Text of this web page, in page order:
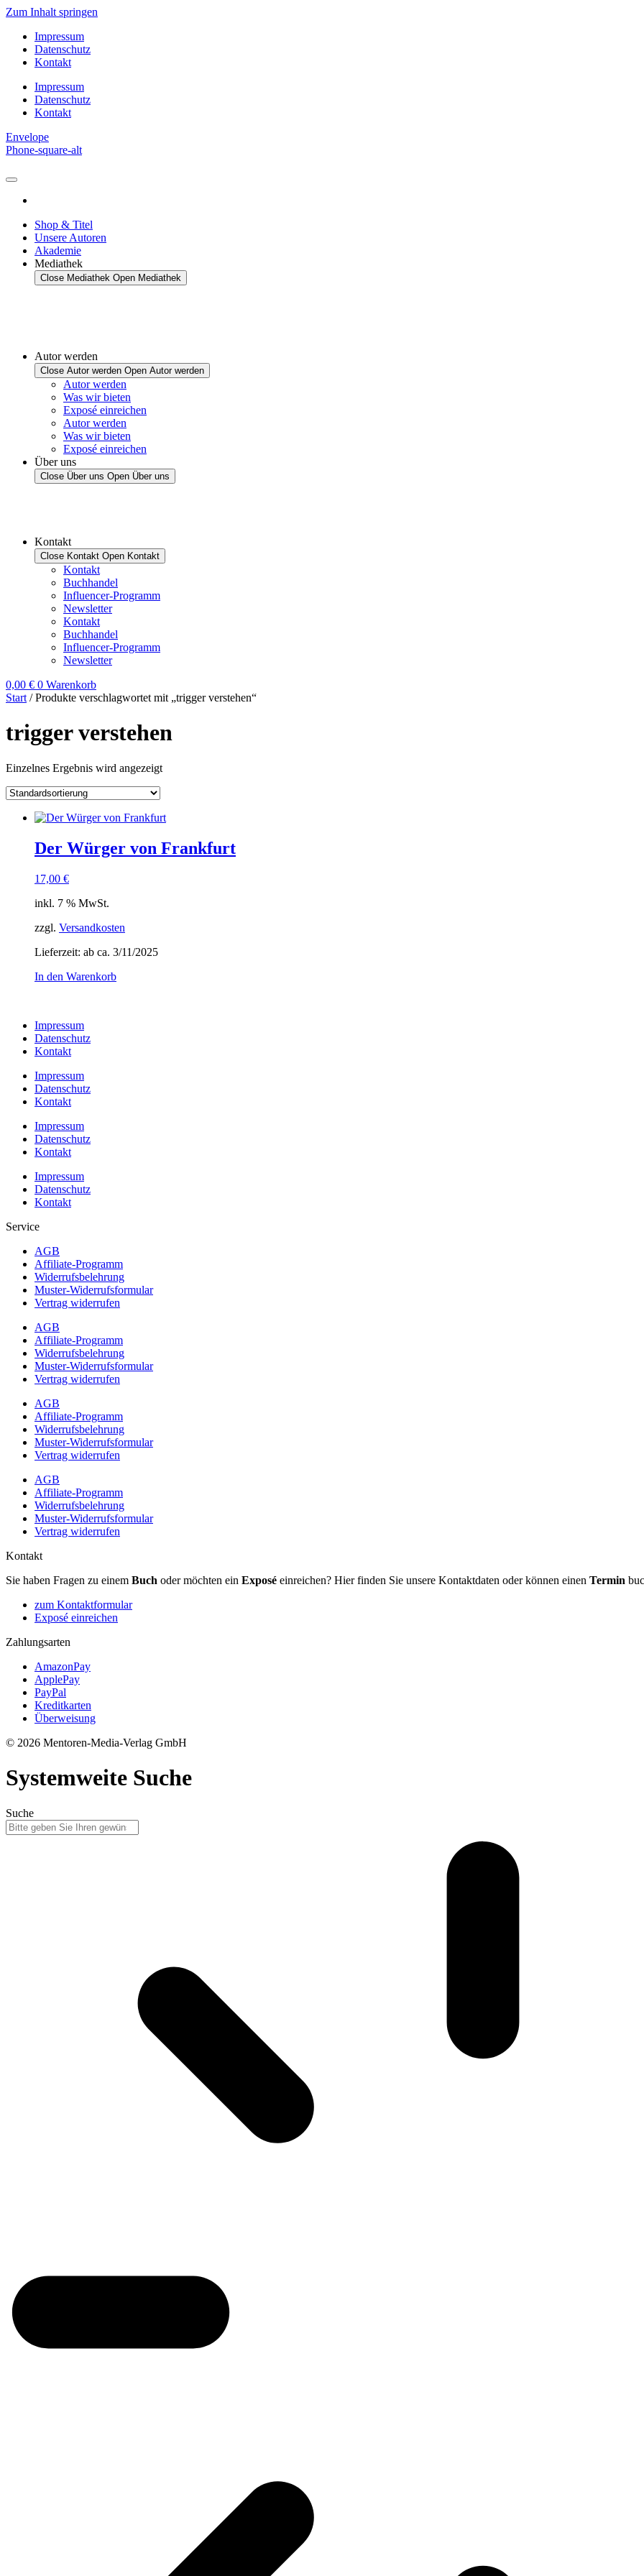
Zum Inhalt springen
Impressum
Datenschutz
Kontakt
Impressum
Datenschutz
Kontakt
Envelope
Phone-square-alt
Shop & Titel
Unsere Autoren
Akademie
Mediathek
Close Mediathek Open Mediathek
Autor werden
Close Autor werden Open Autor werden
Autor werden
Was wir bieten
Exposé einreichen
Autor werden
Was wir bieten
Exposé einreichen
Über uns
Close Über uns Open Über uns
Kontakt
Close Kontakt Open Kontakt
Kontakt
Buchhandel
Influencer-Programm
Newsletter
Kontakt
Buchhandel
Influencer-Programm
Newsletter
0,00 € 0 Warenkorb
Start / Produkte verschlagwortet mit „trigger verstehen“
trigger verstehen
Einzelnes Ergebnis wird angezeigt
Der Würger von Frankfurt
17,00 €
inkl. 7 % MwSt.
zzgl. Versandkosten
Lieferzeit: ab ca. 3/11/2025
In den Warenkorb
Impressum
Datenschutz
Kontakt
Impressum
Datenschutz
Kontakt
Impressum
Datenschutz
Kontakt
Impressum
Datenschutz
Kontakt
Service
AGB
Affiliate-Programm
Widerrufsbelehrung
Muster-Widerrufsformular
Vertrag widerrufen
AGB
Affiliate-Programm
Widerrufsbelehrung
Muster-Widerrufsformular
Vertrag widerrufen
AGB
Affiliate-Programm
Widerrufsbelehrung
Muster-Widerrufsformular
Vertrag widerrufen
AGB
Affiliate-Programm
Widerrufsbelehrung
Muster-Widerrufsformular
Vertrag widerrufen
Kontakt
Sie haben Fragen zu einem Buch oder möchten ein Exposé einreichen? Hier finden Sie unsere Kontaktdaten oder können einen Termin
zum Kontaktformular
Exposé einreichen
Zahlungsarten
AmazonPay
ApplePay
PayPal
Kreditkarten
Überweisung
© 2026 Mentoren-Media-Verlag GmbH
Systemweite Suche
Suche